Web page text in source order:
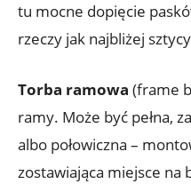
tu mocne dopięcie
rzeczy jak najbliżej
Torba ramowa (frame
ramy. Może być pełna,
albo połowiczna –
zostawiająca miejsce na